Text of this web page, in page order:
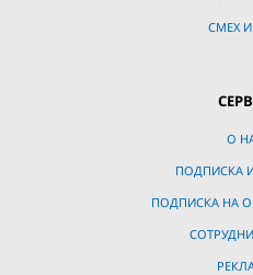
СМЕХ И
О
ПОДПИСКА
ПОДПИСКА НА